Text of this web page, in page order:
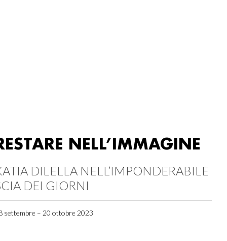
NELL’IMMAGINE
DILELLA NELL’IMPONDERABILE
DEI GIORNI
settembre – 20 ottobre 2023